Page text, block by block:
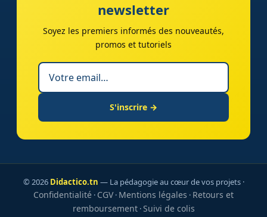
newsletter
Soyez les premiers informés des nouveautés,
promos et tutoriels
S'inscrire →
© 2026 Didactico.tn — La pédagogie au cœur de vos projets ·
Confidentialité · CGV· Mentions légales · Retours et
remboursement·Suivi de colis